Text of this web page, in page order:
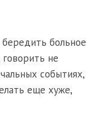
больное
говорить не
событиях,
еще хуже,